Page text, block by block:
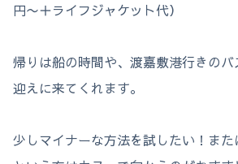
円〜＋ライフジャケット代）
帰りは船の時間や、渡嘉敷港行きの
迎えに来てくれます。
少しマイナーな方法を試したい！また